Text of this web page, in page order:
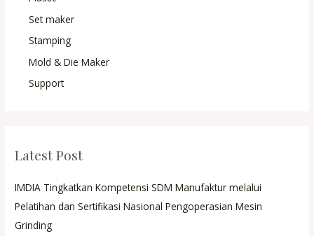
Set maker
Stamping
Mold & Die Maker
Support
Latest Post
IMDIA Tingkatkan Kompetensi SDM Manufaktur melalui
Pelatihan dan Sertifikasi Nasional Pengoperasian Mesin
Grinding